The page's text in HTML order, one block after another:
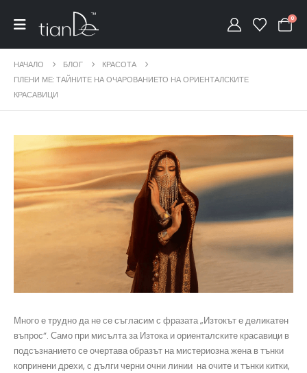
0
НАЧАЛО БЛОГ
КРАСОТА
ПЛЕНИ МЕ: ТАЙНИТЕ НА ОЧАРОВАНИЕТО НА ОРИЕНТАЛСКИТЕ
КРАСАВИЦИ
Много е трудно да не се съгласим с фразата „Изтокът е деликатен
въпрос“. Само при мисълта за Изтока и ориенталските красавици в
подсъзнанието се очертава образът на мистериозна жена в тънки
копринени дрехи, с дълги черни очни линии на очите и тънки китки,